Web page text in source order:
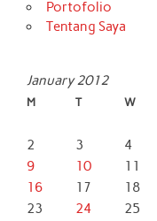
Portofolio
Tentang Saya
January 2012
M T W
2
3 4
9
10 11
16
17 18
23
24 25